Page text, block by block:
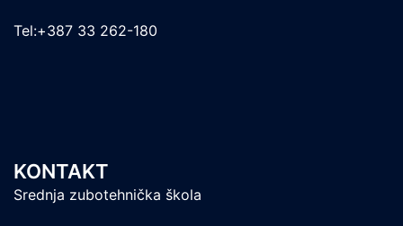
Tel:+387 33 262-180
KONTAKT
Srednja zubotehnička škola